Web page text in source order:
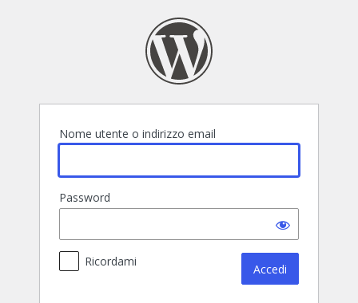
Nome utente o indirizzo email
Password
Ricordami